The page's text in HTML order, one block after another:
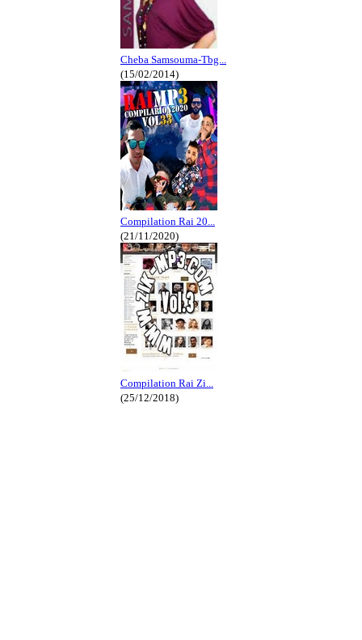
Cheba Samsouma-Tbg...
(15/02/2014)
Compilation Rai 20...
(21/11/2020)
Compilation Rai Zi...
(25/12/2018)